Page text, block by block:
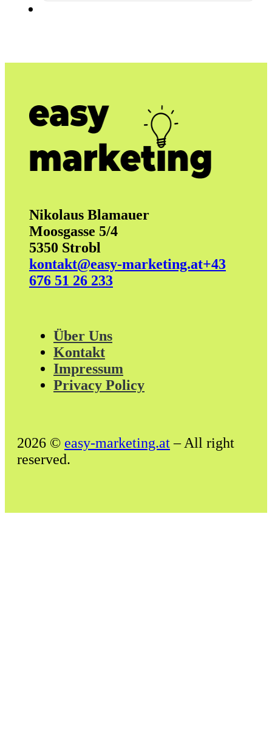
Nikolaus Blamauer
Moosgasse 5/4
5350 Strobl
kontakt@easy-marketing.at+43
676 51 26 233
Über Uns
Kontakt
Impressum
Privacy Policy
2026 © easy-marketing.at– All right
reserved.